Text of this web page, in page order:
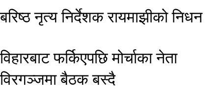
​बरिष्ठ नृत्य निर्देशक रायमाझीको निधन
विहारबाट फर्किएपछि मोर्चाका नेता
विरगञ्जमा बैठक बस्दै